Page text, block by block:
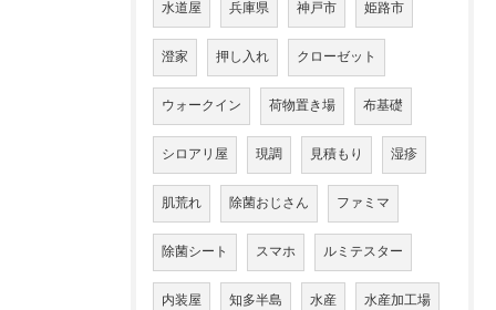
水道屋 兵庫県 神戸市 姫路市
澄家 押し入れ クローゼット
ウォークイン 荷物置き場 布基礎
シロアリ屋 現調 見積もり 湿疹
肌荒れ 除菌おじさん ファミマ
除菌シート スマホ ルミテスター
内装屋 知多半島 水産 水産加工場